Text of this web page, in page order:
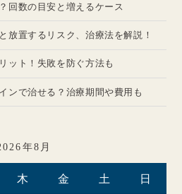
回数の目安と増えるケース
放置するリスク、治療法を解説！
ット！失敗を防ぐ方法も
ンで治せる？治療期間や費用も
年8月
木 金 土 日